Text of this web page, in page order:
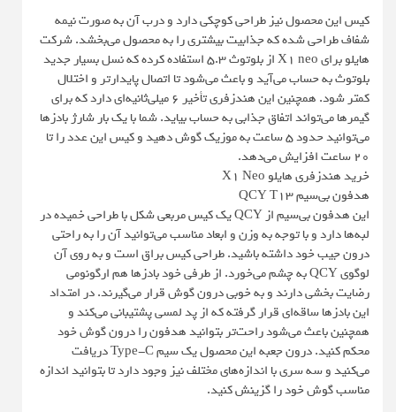
کیس این محصول نیز طراحی کوچکی دارد و درب آن به صورت نیمه
شفاف طراحی شده که جذابیت بیشتری را به محصول می‌بخشد. شرکت
هایلو برای X1 neo از بلوتوث 5.3 استفاده کرده که نسل بسیار جدید
بلوتوث به حساب می‌آید و باعث می‌شود تا اتصال پایدارتر و اختلال
کمتر شود. همچنین این هندزفری تأخیر 6 میلی‌ثانیه‌ای دارد که برای
گیمرها می‌تواند اتفاق جذابی به حساب بیاید. شما با یک بار شارژ بادزها
می‌توانید حدود 5 ساعت به موزیک گوش دهید و کیس این عدد را تا
20 ساعت افزایش می‌دهد.
خرید هندزفری هایلو X1 Neo
هدفون بی‌سیم QCY T13
این هدفون بی‌سیم از QCY یک کیس مربعی شکل با طراحی خمیده در
لبه‌ها دارد و با توجه به وزن و ابعاد مناسب می‌توانید آن را به راحتی
درون جیب خود داشته باشید. طراحی کیس براق است و به روی آن
لوگوی QCY به چشم می‌خورد. از طرفی خود بادزها هم ارگونومی
رضایت بخشی دارند و به خوبی درون گوش قرار می‌گیرند. در امتداد
این بادزها ساقه‌ای قرار گرفته که از پد لمسی پشتیبانی می‌کند و
همچنین باعث می‌شود راحت‌تر بتوانید هدفون را درون گوش خود
محکم کنید. درون جعبه این محصول یک سیم Type-C دریافت
می‌کنید و سه سری با اندازه‌های مختلف نیز وجود دارد تا بتوانید اندازه
مناسب گوش خود را گزینش کنید.